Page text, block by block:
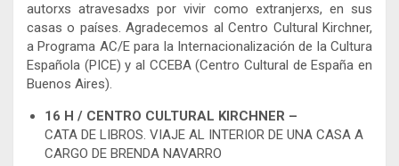
autorxs atravesadxs por vivir como extranjerxs, en sus
casas o países. Agradecemos al Centro Cultural Kirchner,
a Programa AC/E para la Internacionalización de la Cultura
Española (PICE) y al CCEBA (Centro Cultural de España en
Buenos Aires).
16 H / CENTRO CULTURAL KIRCHNER –
CATA DE LIBROS. VIAJE AL INTERIOR DE UNA CASA A
CARGO DE BRENDA NAVARRO